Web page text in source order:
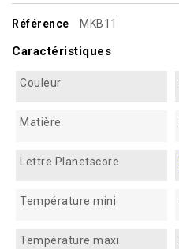
Référence MKB11
Caractéristiques
Couleur
Matière
Lettre Planetscore
Température mini
Température maxi